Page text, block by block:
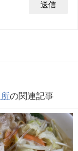
の関連記事